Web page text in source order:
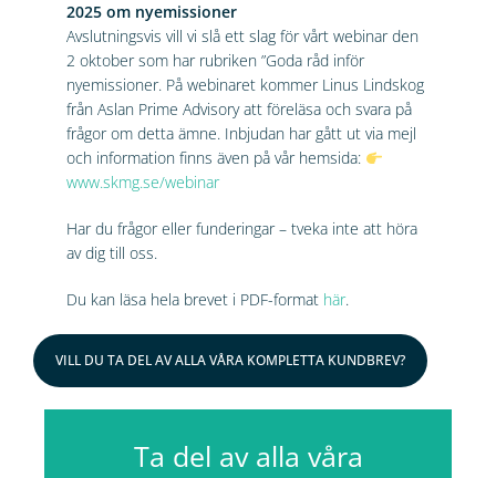
2025 om nyemissioner
Avslutningsvis vill vi slå ett slag för vårt webinar den
2 oktober som har rubriken ”Goda råd inför
nyemissioner. På webinaret kommer Linus Lindskog
från Aslan Prime Advisory att föreläsa och svara på
frågor om detta ämne. Inbjudan har gått ut via mejl
och information finns även på vår hemsida:
www.skmg.se/webinar
Har du frågor eller funderingar – tveka inte att höra
av dig till oss.
Du kan läsa hela brevet i PDF-format här.
VILL DU TA DEL AV ALLA VÅRA KOMPLETTA KUNDBREV?
Ta del av alla våra